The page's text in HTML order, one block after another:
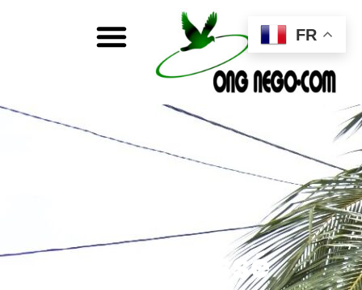
Non classé
FR